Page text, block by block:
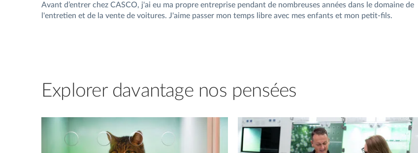
Avant d’entrer chez CASCO, j'ai eu ma propre entreprise pendant de nombreuses années dans le domaine de
l'entretien et de la vente de voitures. J'aime passer mon temps libre avec mes enfants et mon petit-fils.
Explorer davantage nos pensées